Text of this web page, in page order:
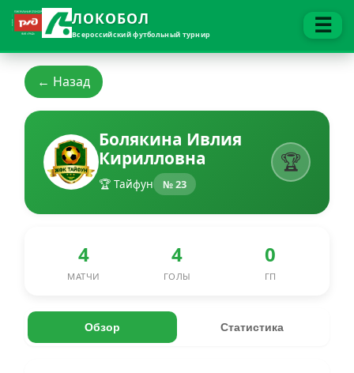
ЛОКОБОЛ
Всероссийский футбольный турнир ☰
← Назад
Болякина Ивлия
Кирилловна
🏆 Тайфун № 23
🏆
4
МАТЧИ
4
ГОЛЫ
0
ГП
Обзор Статистика